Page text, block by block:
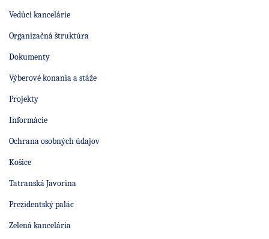
Vedúci kancelárie
Organizačná štruktúra
Dokumenty
Výberové konania a stáže
Projekty
Informácie
Ochrana osobných údajov
Košice
Tatranská Javorina
Prezidentský palác
Zelená kancelária